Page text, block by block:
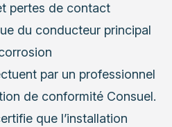
pertes de contact
du conducteur principal
par un professionnel
de conformité Consuel.
que l’installation